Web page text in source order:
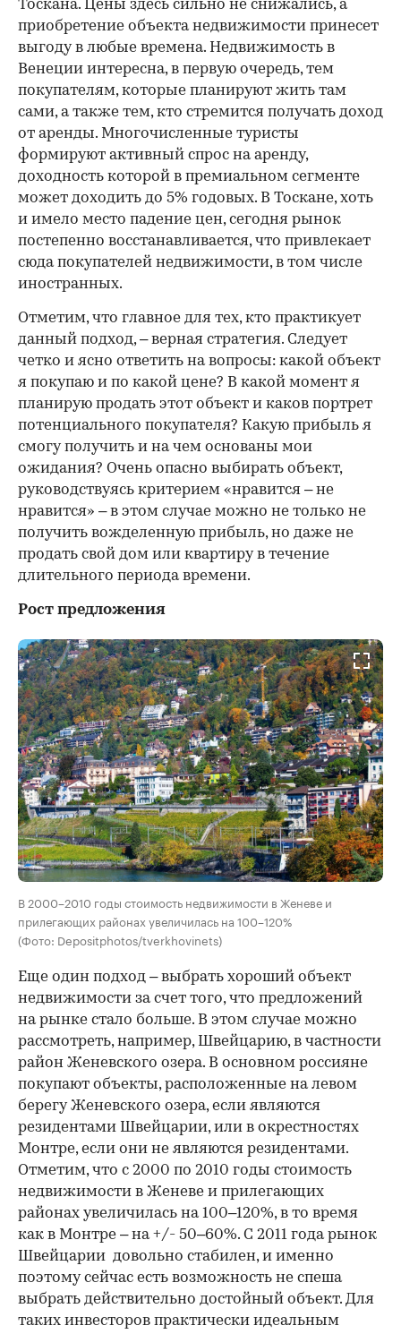
Тоскана. Цены здесь сильно не снижались, а
приобретение объекта недвижимости принесет
выгоду в любые времена. Недвижимость в
Венеции интересна, в первую очередь, тем
покупателям, которые планируют жить там
сами, а также тем, кто стремится получать доход
от аренды. Многочисленные туристы
формируют активный спрос на аренду,
доходность которой в премиальном сегменте
может доходить до 5% годовых. В Тоскане, хоть
и имело место падение цен, сегодня рынок
постепенно восстанавливается, что привлекает
сюда покупателей недвижимости, в том числе
иностранных.
Отметим, что главное для тех, кто практикует
данный подход, – верная стратегия. Следует
четко и ясно ответить на вопросы: какой объект
я покупаю и по какой цене? В какой момент я
планирую продать этот объект и каков портрет
потенциального покупателя? Какую прибыль я
смогу получить и на чем основаны мои
ожидания? Очень опасно выбирать объект,
руководствуясь критерием «нравится – не
нравится» – в этом случае можно не только не
получить вожделенную прибыль, но даже не
продать свой дом или квартиру в течение
длительного периода времени.
Рост предложения
В 2000–2010 годы стоимость недвижимости в Женеве и
прилегающих районах увеличилась на 100–120%
(Фото: Depositphotos/tverkhovinets)
Еще один подход – выбрать хороший объект
недвижимости за счет того, что предложений
на рынке стало больше. В этом случае можно
рассмотреть, например, Швейцарию, в частности
район Женевского озера. В основном россияне
покупают объекты, расположенные на левом
берегу Женевского озера, если являются
резидентами Швейцарии, или в окрестностях
Монтре, если они не являются резидентами.
Отметим, что с 2000 по 2010 годы стоимость
недвижимости в Женеве и прилегающих
районах увеличилась на 100–120%, в то время
как в Монтре – на +/- 50–60%. С 2011 года рынок
Швейцарии довольно стабилен, и именно
поэтому сейчас есть возможность не спеша
выбрать действительно достойный объект. Для
таких инвесторов практически идеальным